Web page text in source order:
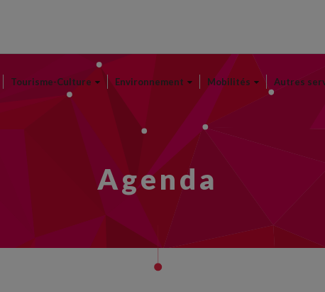
Tourisme-Culture Environnement Mobilités Autres
Agenda